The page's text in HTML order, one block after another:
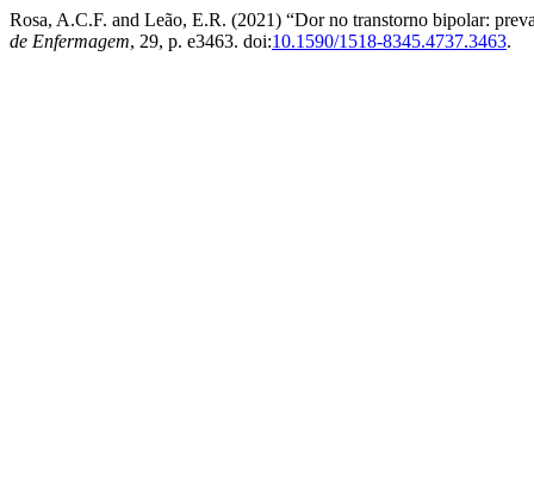
Rosa, A.C.F. and Leão, E.R. (2021) “Dor no transtorno bipolar:
de Enfermagem, 29, p. e3463. doi:10.1590/1518-8345.4737.3463.